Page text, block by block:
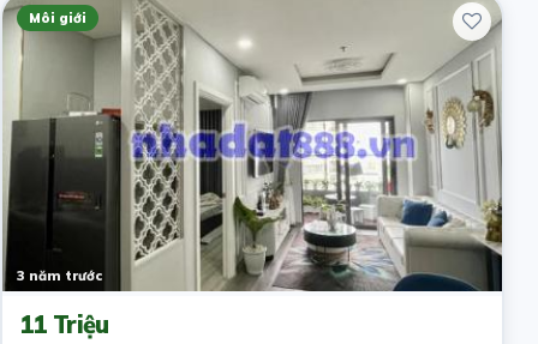
Môi giới
3 năm trước
11 Triệu